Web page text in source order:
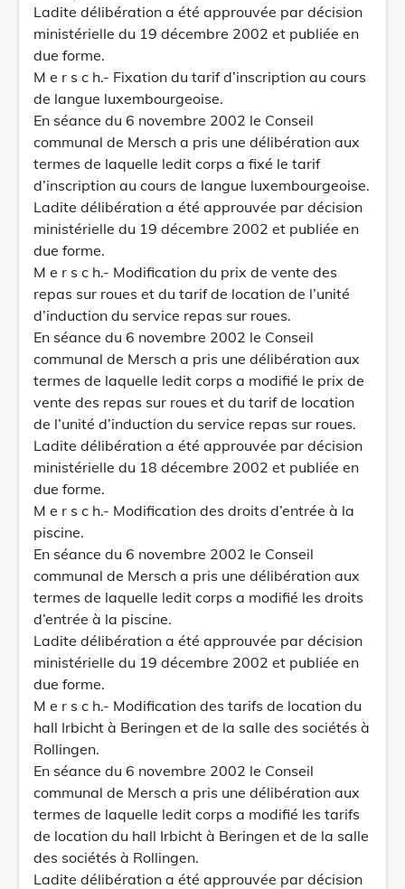
Ladite délibération a été approuvée par décision
ministérielle du 19 décembre 2002 et publiée en
due forme.
M e r s c h.- Fixation du tarif d’inscription au cours
de langue luxembourgeoise.
En séance du 6 novembre 2002 le Conseil
communal de Mersch a pris une délibération aux
termes de laquelle ledit corps a fixé le tarif
d’inscription au cours de langue luxembourgeoise.
Ladite délibération a été approuvée par décision
ministérielle du 19 décembre 2002 et publiée en
due forme.
M e r s c h.- Modification du prix de vente des
repas sur roues et du tarif de location de l’unité
d’induction du service repas sur roues.
En séance du 6 novembre 2002 le Conseil
communal de Mersch a pris une délibération aux
termes de laquelle ledit corps a modifié le prix de
vente des repas sur roues et du tarif de location
de l’unité d’induction du service repas sur roues.
Ladite délibération a été approuvée par décision
ministérielle du 18 décembre 2002 et publiée en
due forme.
M e r s c h.- Modification des droits d’entrée à la
piscine.
En séance du 6 novembre 2002 le Conseil
communal de Mersch a pris une délibération aux
termes de laquelle ledit corps a modifié les droits
d’entrée à la piscine.
Ladite délibération a été approuvée par décision
ministérielle du 19 décembre 2002 et publiée en
due forme.
M e r s c h.- Modification des tarifs de location du
hall Irbicht à Beringen et de la salle des sociétés à
Rollingen.
En séance du 6 novembre 2002 le Conseil
communal de Mersch a pris une délibération aux
termes de laquelle ledit corps a modifié les tarifs
de location du hall Irbicht à Beringen et de la salle
des sociétés à Rollingen.
Ladite délibération a été approuvée par décision